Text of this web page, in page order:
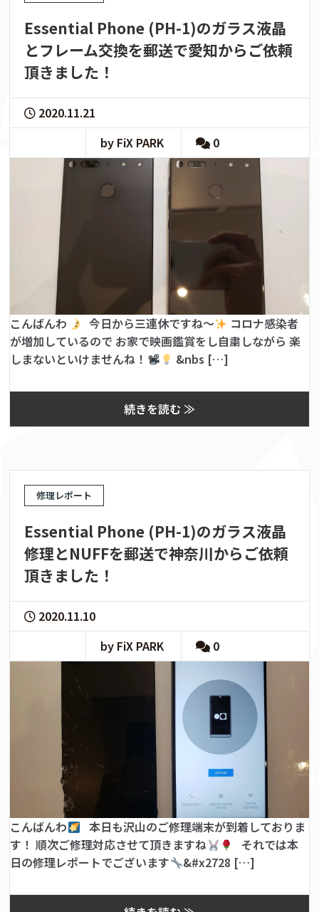
Essential Phone (PH-1)のガラス液晶
とフレーム交換を郵送で愛知からご依頼
頂きました！
2020.11.21
by FiX PARK
0
こんばんわ 今日から三連休ですね〜
コロナ感染者
が増加しているので お家で映画鑑賞をし自粛しながら 楽
しまないといけませんね！
&nbs […]
続きを読む ≫
修理レポート
Essential Phone (PH-1)のガラス液晶
修理とNUFFを郵送で神奈川からご依頼
頂きました！
2020.11.10
by FiX PARK
0
こんばんわ
本日も沢山のご修理端末が到着しておりま
す！ 順次ご修理対応させて頂きますね
それでは本
日の修理レポートでございます
&#x2728 […]